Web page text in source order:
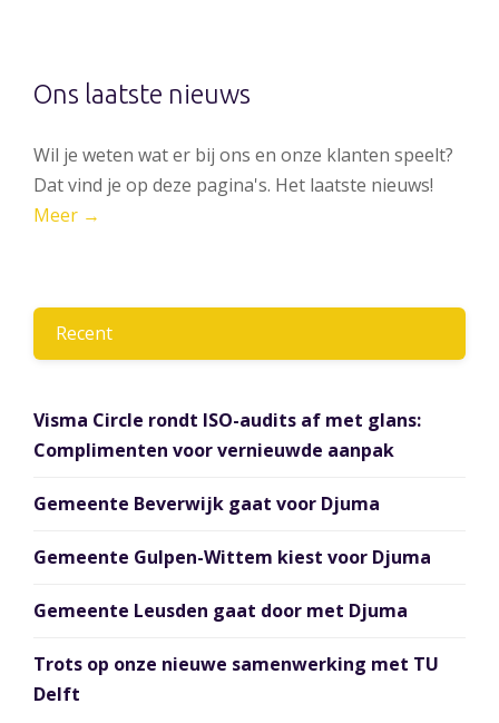
Ons laatste nieuws
Wil je weten wat er bij ons en onze klanten speelt?
Dat vind je op deze pagina's. Het laatste nieuws!
Meer →
Recent
Visma Circle rondt ISO-audits af met glans:
Complimenten voor vernieuwde aanpak
Gemeente Beverwijk gaat voor Djuma
Gemeente Gulpen-Wittem kiest voor Djuma
Gemeente Leusden gaat door met Djuma
Trots op onze nieuwe samenwerking met TU
Delft